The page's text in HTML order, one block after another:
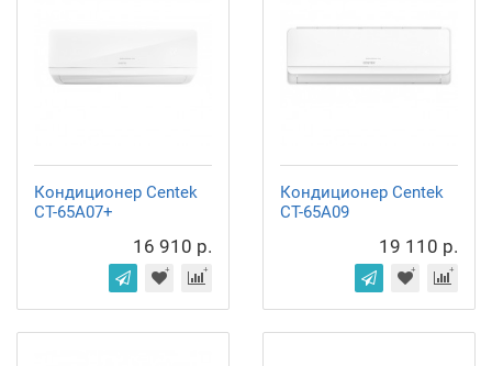
Кондиционер Centek
CT-65A07+
16 910 р.
Кондиционер Centek
CT-65A09
19 110 р.